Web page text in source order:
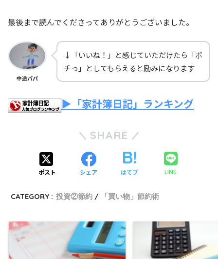
最後まで読んでくださってありがとうございました。
中途パパ
↓「いいね！」と感じていただけたら「ポ
チっ」としてもらえると励みになります
▶「家計簿日記」ランキング
SHARE
ポスト シェア はてブ LINE
CATEGORY : 投資②節約 「買い物」節約術